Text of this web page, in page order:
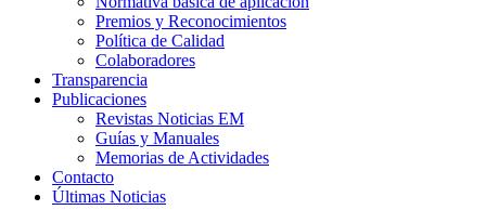
Premios y Reconocimientos
Política de Calidad
Colaboradores
Transparencia
Publicaciones
Revistas Noticias EM
Guías y Manuales
Memorias de Actividades
Contacto
Últimas Noticias